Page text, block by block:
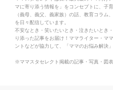
マに寄り添う情報を」をコンセプトに、子
（義母、義父、義家族）の話、教育コラム
を日々配信しています。
不安なとき・笑いたいとき・泣きたいとき
り添った記事をお届け！ママライター・マ
ントなどが協力して、「ママのお悩み解決
※ママスタセレクト掲載の記事・写真・図